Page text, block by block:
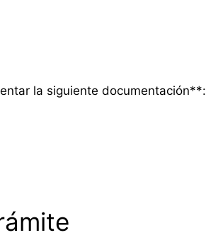
la siguiente documentación**: